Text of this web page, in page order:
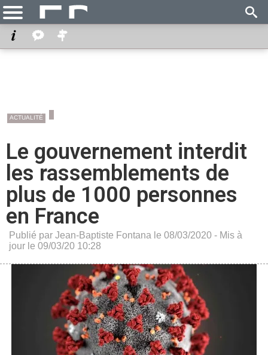
ACTUALITÉ
Le gouvernement interdit
les rassemblements de
plus de 1000 personnes
en France
Publié par Jean-Baptiste Fontana le 08/03/2020 - Mis à
jour le 09/03/20 10:28